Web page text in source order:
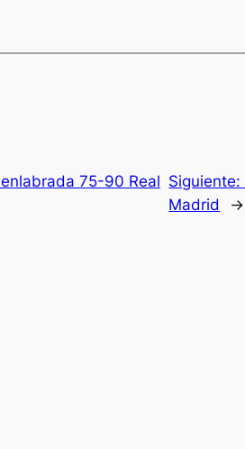
75-90 Real Siguiente:
Madrid
→